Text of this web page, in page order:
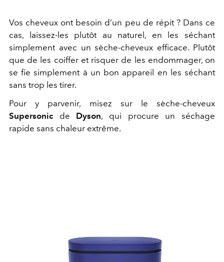
Vos cheveux ont besoin d’un peu de répit ? Dans ce
cas, laissez-les plutôt au naturel, en les séchant
simplement avec un sèche-cheveux efficace. Plutôt
que de les coiffer et risquer de les endommager, on
se fie simplement à un bon appareil en les séchant
sans trop les tirer.
Pour y parvenir, misez sur le sèche-cheveux
Supersonic de Dyson, qui procure un séchage
rapide sans chaleur extrême.